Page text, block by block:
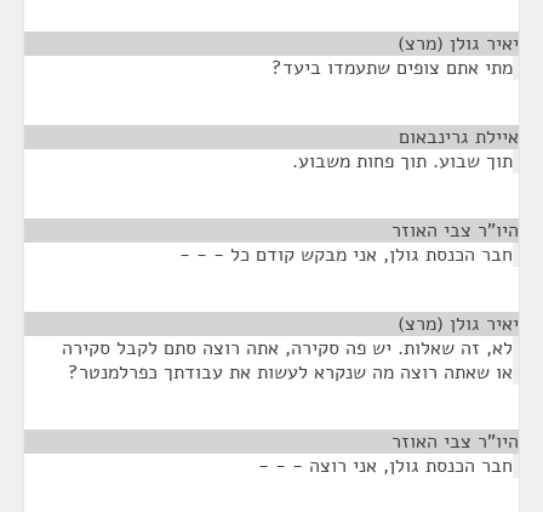
יאיר גולן (מרצ)
מתי אתם צופים שתעמדו ביעד?
איילת גרינבאום
תוך שבוע. תוך פחות משבוע.
היו"ר צבי האוזר
חבר הכנסת גולן, אני מבקש קודם כל - - -
יאיר גולן (מרצ)
לא, זה שאלות. יש פה סקירה, אתה רוצה סתם לקבל סקירה
או שאתה רוצה מה שנקרא לעשות את עבודתך כפרלמנטר?
היו"ר צבי האוזר
חבר הכנסת גולן, אני רוצה - - -